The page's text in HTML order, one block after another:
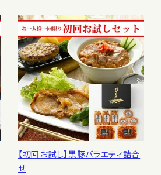
【初回お試し】黒豚バラエティ詰合
せ